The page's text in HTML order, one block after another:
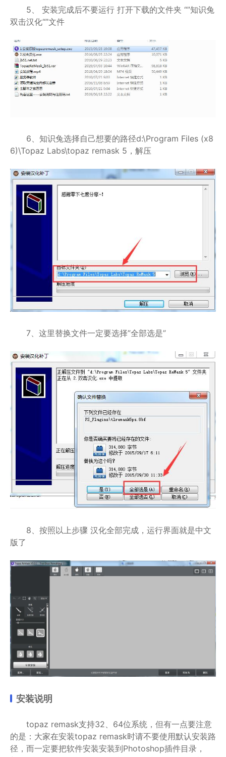
5、 安装完成后不要运行 打开下载的文件夹 “”知识兔
双击汉化“”文件
6、知识兔选择自己想要的路径d:\Program Files (x8
6)\Topaz Labs\topaz remask 5，解压
7、这里替换文件一定要选择”全部选是”
8、按照以上步骤 汉化全部完成，运行界面就是中文
版了
安装说明
topaz remask支持32、64位系统，但有一点要注意
的是：大家在安装topaz remask时请不要使用默认安装路
径，而一定要把软件安装安装到Photoshop插件目录，